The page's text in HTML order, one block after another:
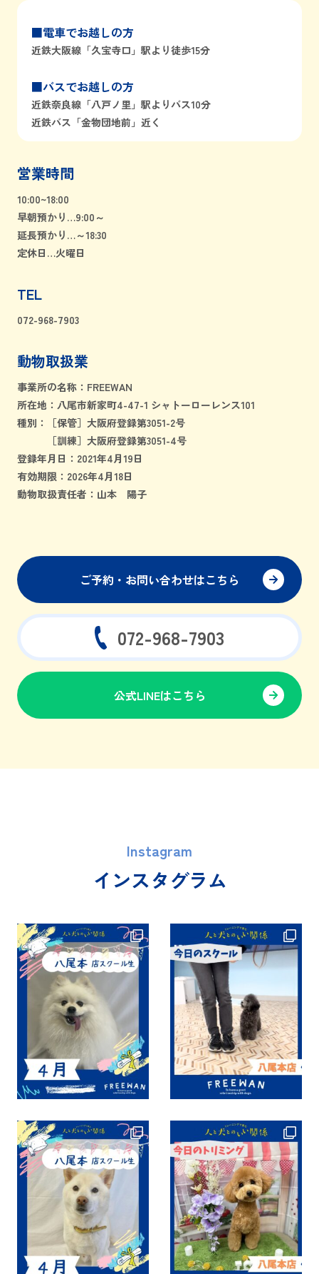
■電車でお越しの方
近鉄大阪線「久宝寺口」駅より徒歩15分
■バスでお越しの方
近鉄奈良線「八戸ノ里」駅よりバス10分
近鉄バス「金物団地前」近く
営業時間
10:00~18:00
早朝預かり…9:00～
延長預かり…～18:30
定休日…火曜日
TEL
072-968-7903
動物取扱業
事業所の名称：FREEWAN
所在地：八尾市新家町4-47-1 シャトーローレンス101
種別：［保管］大阪府登録第3051-2号
［訓練］大阪府登録第3051-4号
登録年月日：2021年4月19日
有効期限：2026年4月18日
動物取扱責任者：山本 陽子
ご予約・お問い合わせはこちら
072-968-7903
公式LINEはこちら
Instagram
インスタグラム